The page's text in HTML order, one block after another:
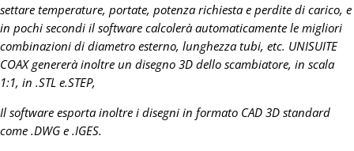
settare temperature, portate, potenza richiesta e perdite di carico, e
in pochi secondi il software calcolerà automaticamente le migliori
combinazioni di diametro esterno, lunghezza tubi, etc. UNISUITE
COAX genererà inoltre un disegno 3D dello scambiatore, in scala
1:1, in .STL e.STEP,
Il software esporta inoltre i disegni in formato CAD 3D standard
come .DWG e .IGES.